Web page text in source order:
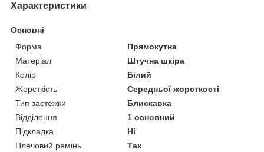
Характеристики
Основні
Форма
Прямокутна
Матеріал
Штучна шкіра
Колір
Білий
Жорсткість
Середньої жорсткості
Тип застежки
Блискавка
Відділення
1 основний
Підкладка
Ні
Плечовий ремінь
Так